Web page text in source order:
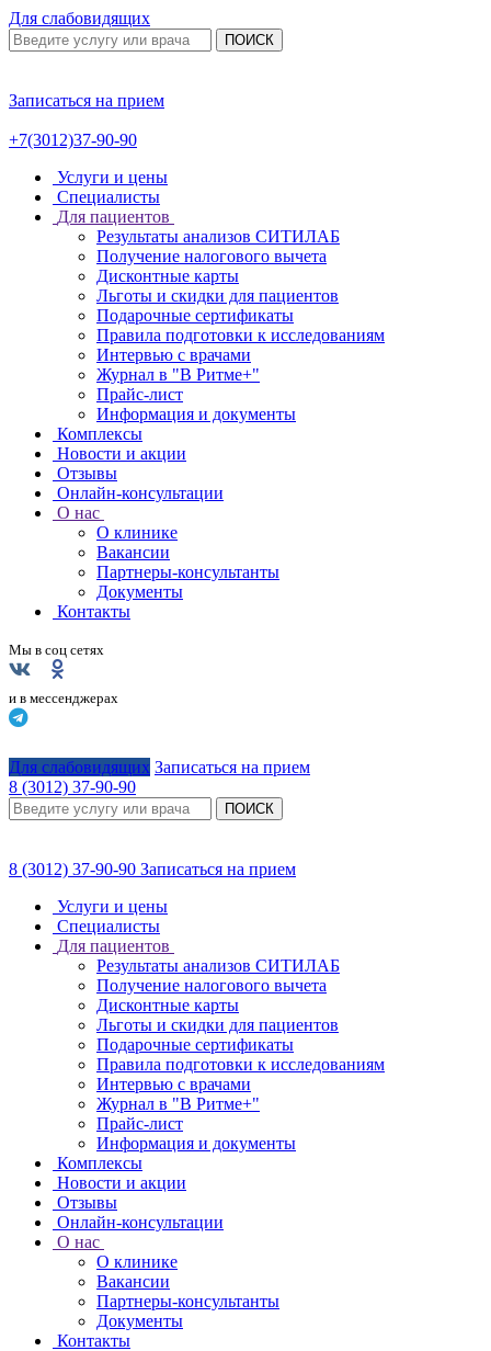
Для слабовидящих
ПОИСК
Записаться на прием
+7(3012)37-90-90
Услуги и цены
Специалисты
Для пациентов
Результаты анализов СИТИЛАБ
Получение налогового вычета
Дисконтные карты
Льготы и скидки для пациентов
Подарочные сертификаты
Правила подготовки к исследованиям
Интервью с врачами
Журнал в "В Ритме+"
Прайс-лист
Информация и документы
Комплексы
Новости и акции
Отзывы
Онлайн-консультации
О нас
О клинике
Вакансии
Партнеры-консультанты
Документы
Контакты
Мы в соц сетях
и в мессенджерах
Для слабовидящих Записаться на прием
8 (3012) 37-90-90
ПОИСК
8 (3012) 37-90-90 Записаться на прием
Услуги и цены
Специалисты
Для пациентов
Результаты анализов СИТИЛАБ
Получение налогового вычета
Дисконтные карты
Льготы и скидки для пациентов
Подарочные сертификаты
Правила подготовки к исследованиям
Интервью с врачами
Журнал в "В Ритме+"
Прайс-лист
Информация и документы
Комплексы
Новости и акции
Отзывы
Онлайн-консультации
О нас
О клинике
Вакансии
Партнеры-консультанты
Документы
Контакты